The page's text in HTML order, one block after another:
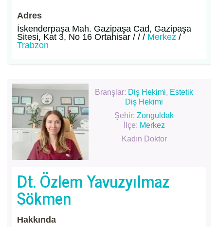
Adres
İskenderpaşa Mah. Gazipaşa Cad, Gazipaşa
Sitesi, Kat 3, No 16 Ortahisar / / / Merkez /
Trabzon
Branşlar: Diş Hekimi, Estetik
Diş Hekimi
Şehir:Zonguldak
İlçe: Merkez
Kadın Doktor
Dt. Özlem Yavuzyılmaz
Sökmen
Hakkında